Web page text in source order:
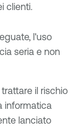
clienti.
l'uso
seria e non
il rischio
informatica
lanciato